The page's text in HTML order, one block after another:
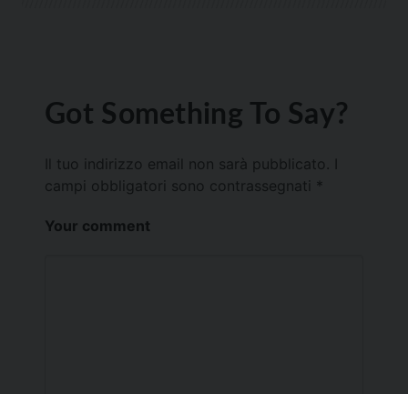
Got Something To Say?
Il tuo indirizzo email non sarà pubblicato.
campi obbligatori sono contrassegnati *
Your comment